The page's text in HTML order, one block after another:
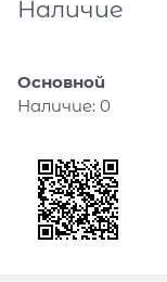
Наличие
Основной
Наличие: 0